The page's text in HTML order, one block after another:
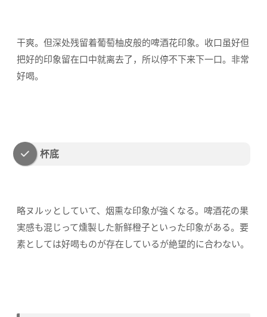
干爽。但深处残留着葡萄柚皮般的啤酒花印象。收口虽好但
把好的印象留在口中就离去了，所以停不下来下一口。非常
好喝。
杯底
略ヌルッとしていて、烟熏な印象が強くなる。啤酒花の果
実感も混じって燻製した新鲜橙子といった印象がある。要
素としては好喝ものが存在しているが絶望的に合わない。